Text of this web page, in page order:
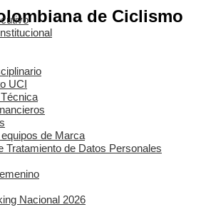
de Ciclismo
UCI
de Marca
Tratamiento de Datos Personales
Nacional 2026